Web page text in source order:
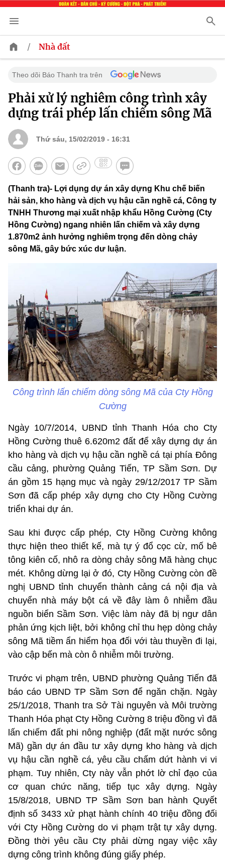
/ Nhà đất
Theo dõi Báo Thanh tra trên
Phải xử lý nghiêm công trình xây
dựng trái phép lấn chiếm sông Mã
Thứ sáu, 15/02/2019 - 16:31
(Thanh tra)- Lợi dụng dự án xây dựng Khu chế biến
hải sản, kho hàng và dịch vụ hậu cần nghề cá, Công ty
TNHH Thương mại xuất nhập khẩu Hồng Cường (Cty
Hồng Cường) ngang nhiên lấn chiếm và xây dựng
1.870m2 ảnh hưởng nghiêm trọng đến dòng chảy
sông Mã, gây bức xúc dư luận.
Công trình lấn chiếm dòng sông Mã của Cty Hồng
Cường
Ngày 10/7/2014, UBND tỉnh Thanh Hóa cho Cty
Hồng Cường thuê 6.620m2 đất để xây dựng dự án
kho hàng và dịch vụ hậu cần nghề cá tại phía Đông
cầu cảng, phường Quảng Tiến, TP Sầm Sơn. Dự
án gồm 15 hạng mục và ngày 29/12/2017 TP Sầm
Sơn đã cấp phép xây dựng cho Cty Hồng Cường
triển khai dự án.
Sau khi được cấp phép, Cty Hồng Cường không
thực hiện theo thiết kế, mà tự ý đổ cọc cừ, mố bê
tông kiên cố, nhô ra dòng chảy sông Mã hàng chục
mét. Không dừng lại ở đó, Cty Hồng Cường còn đề
nghị UBND tỉnh chuyển thành cảng cá nội địa và
chuyển nhà máy bột cá về đây làm ô nhiễm đầu
nguồn biển Sầm Sơn. Việc làm này đã bị ngư dân
phản ứng kịch liệt, bởi không chỉ thu hẹp dòng chảy
sông Mã tiềm ẩn hiểm họa đối với tàu thuyền đi lại,
vào cập bến mà còn ô nhiễm môi trường.
Trước vi phạm trên, UBND phường Quảng Tiến đã
báo cáo UBND TP Sầm Sơn để ngăn chặn. Ngày
25/1/2018, Thanh tra Sở Tài nguyên và Môi trường
Thanh Hóa phạt Cty Hồng Cường 8 triệu đồng vì đã
lấn chiếm đất phi nông nghiệp (đất mặt nước sông
Mã) gần dự án đầu tư xây dựng kho hàng và dịch
vụ hậu cần nghề cá, yêu cầu chấm dứt hành vi vi
phạm. Tuy nhiên, Cty này vẫn phớt lờ chỉ đạo của
cơ quan chức năng, tiếp tục xây dựng. Ngày
15/8/2018, UBND TP Sầm Sơn ban hành Quyết
định số 3433 xử phạt hành chính 40 triệu đồng đối
với Cty Hồng Cường do vi phạm trật tự xây dựng.
Đồng thời yêu cầu Cty phải dừng ngay việc xây
dựng công trình không đúng giấy phép.